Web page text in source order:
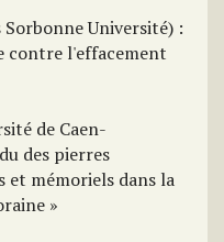
Sorbonne Université) :
contre l'effacement
de Caen-
des pierres
et mémoriels dans la
»